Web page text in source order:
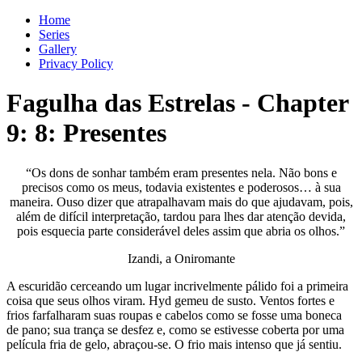
Home
Series
Gallery
Privacy Policy
Fagulha das Estrelas - Chapter
9: 8: Presentes
“Os dons de sonhar também eram presentes nela. Não bons e
precisos como os meus, todavia existentes e poderosos… à sua
maneira. Ouso dizer que atrapalhavam mais do que ajudavam, pois,
além de difícil interpretação, tardou para lhes dar atenção devida,
pois esquecia parte considerável deles assim que abria os olhos.”
Izandi, a Oniromante
A escuridão cerceando um lugar incrivelmente pálido foi a primeira
coisa que seus olhos viram. Hyd gemeu de susto. Ventos fortes e
frios farfalharam suas roupas e cabelos como se fosse uma boneca
de pano; sua trança se desfez e, como se estivesse coberta por uma
película fria de gelo, abraçou-se. O frio mais intenso que já sentiu.